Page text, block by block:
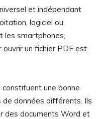
et indépendant
logiciel ou
les smartphones,
ouvrir un fichier PDF est
une bonne
données différents. Ils
des documents Word et